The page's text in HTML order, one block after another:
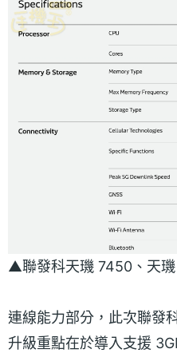
▲聯發科天璣 7450、天璣
連線能力部分，此次聯發
升級重點在於導入支援